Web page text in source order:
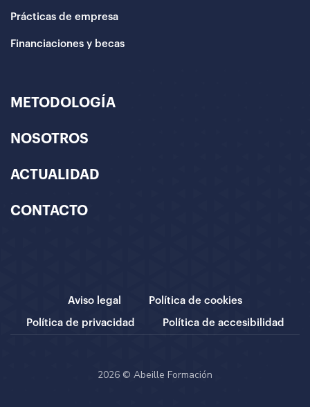
Prácticas de empresa
Financiaciones y becas
METODOLOGÍA
NOSOTROS
ACTUALIDAD
CONTACTO
Aviso legal Política de cookies
Política de privacidad Política de accesibilidad
2026 © Abeille Formación